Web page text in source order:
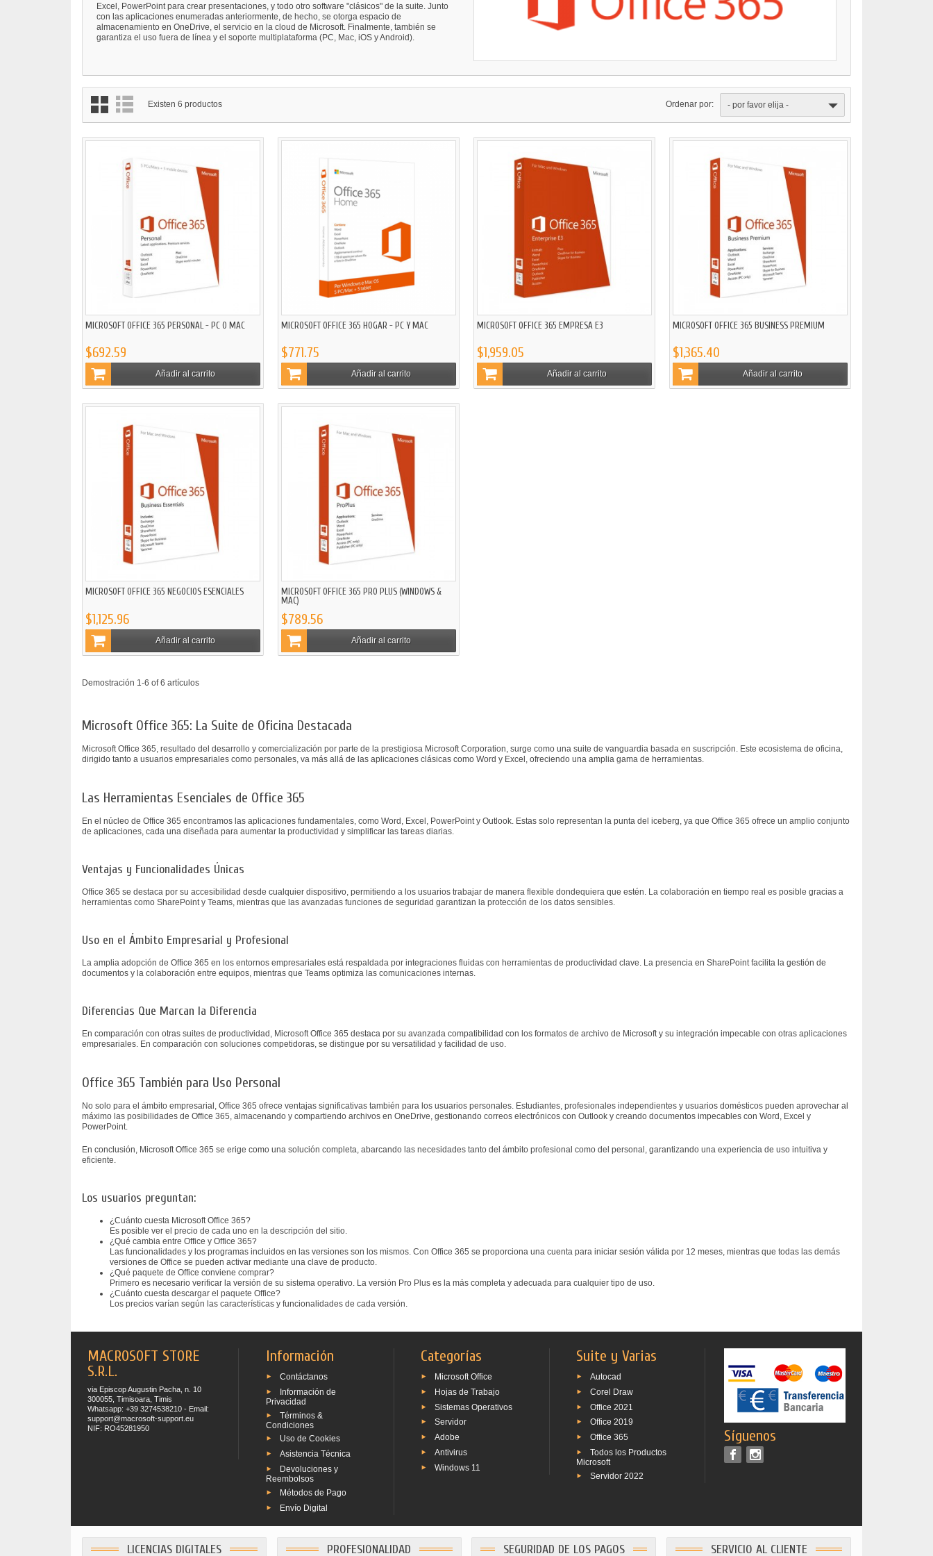
Excel, PowerPoint para crear presentaciones, y todo otro software "clásicos" de la suite. Junto
con las aplicaciones enumeradas anteriormente, de hecho, se otorga espacio de
almacenamiento en OneDrive, el servicio en la cloud de Microsoft. Finalmente, también se
garantiza el uso fuera de línea y el soporte multiplataforma (PC, Mac, iOS y Android).
Existen 6 productos Ordenar por: - por favor elija -
MICROSOFT OFFICE 365 PERSONAL - PC O MAC
$692.59
Añadir al carrito
MICROSOFT OFFICE 365 HOGAR - PC Y MAC
$771.75
Añadir al carrito
MICROSOFT OFFICE 365 EMPRESA E3
$1,959.05
Añadir al carrito
MICROSOFT OFFICE 365 BUSINESS PREMIUM
$1,365.40
Añadir al carrito
MICROSOFT OFFICE 365 NEGOCIOS ESENCIALES
$1,125.96
Añadir al carrito
MICROSOFT OFFICE 365 PRO PLUS (WINDOWS &
MAC)
$789.56
Añadir al carrito
Demostración 1-6 of 6 artículos
Microsoft Office 365: La Suite de Oficina Destacada
Microsoft Office 365, resultado del desarrollo y comercialización por parte de la prestigiosa Microsoft Corporation, surge como una suite de vanguardia basada en suscripción. Este ecosistema de oficina,
dirigido tanto a usuarios empresariales como personales, va más allá de las aplicaciones clásicas como Word y Excel, ofreciendo una amplia gama de herramientas.
Las Herramientas Esenciales de Office 365
En el núcleo de Office 365 encontramos las aplicaciones fundamentales, como Word, Excel, PowerPoint y Outlook. Estas solo representan la punta del iceberg, ya que Office 365 ofrece un amplio conjunto
de aplicaciones, cada una diseñada para aumentar la productividad y simplificar las tareas diarias.
Ventajas y Funcionalidades Únicas
Office 365 se destaca por su accesibilidad desde cualquier dispositivo, permitiendo a los usuarios trabajar de manera flexible dondequiera que estén. La colaboración en tiempo real es posible gracias a
herramientas como SharePoint y Teams, mientras que las avanzadas funciones de seguridad garantizan la protección de los datos sensibles.
Uso en el Ámbito Empresarial y Profesional
La amplia adopción de Office 365 en los entornos empresariales está respaldada por integraciones fluidas con herramientas de productividad clave. La presencia en SharePoint facilita la gestión de
documentos y la colaboración entre equipos, mientras que Teams optimiza las comunicaciones internas.
Diferencias Que Marcan la Diferencia
En comparación con otras suites de productividad, Microsoft Office 365 destaca por su avanzada compatibilidad con los formatos de archivo de Microsoft y su integración impecable con otras aplicaciones
empresariales. En comparación con soluciones competidoras, se distingue por su versatilidad y facilidad de uso.
Office 365 También para Uso Personal
No solo para el ámbito empresarial, Office 365 ofrece ventajas significativas también para los usuarios personales. Estudiantes, profesionales independientes y usuarios domésticos pueden aprovechar al
máximo las posibilidades de Office 365, almacenando y compartiendo archivos en OneDrive, gestionando correos electrónicos con Outlook y creando documentos impecables con Word, Excel y
PowerPoint.
En conclusión, Microsoft Office 365 se erige como una solución completa, abarcando las necesidades tanto del ámbito profesional como del personal, garantizando una experiencia de uso intuitiva y
eficiente.
Los usuarios preguntan:
¿Cuánto cuesta Microsoft Office 365?
Es posible ver el precio de cada uno en la descripción del sitio.
¿Qué cambia entre Office y Office 365?
Las funcionalidades y los programas incluidos en las versiones son los mismos. Con Office 365 se proporciona una cuenta para iniciar sesión válida por 12 meses, mientras que todas las demás
versiones de Office se pueden activar mediante una clave de producto.
¿Qué paquete de Office conviene comprar?
Primero es necesario verificar la versión de su sistema operativo. La versión Pro Plus es la más completa y adecuada para cualquier tipo de uso.
¿Cuánto cuesta descargar el paquete Office?
Los precios varían según las características y funcionalidades de cada versión.
MACROSOFT STORE
S.R.L.
via Episcop Augustin Pacha, n. 10
300055, Timisoara, Timis
Whatsapp: +39 3274538210 - Email:
support@macrosoft-support.eu
NIF: RO45281950
Información
Contáctanos
Información de
Privacidad
Términos &
Condiciones
Uso de Cookies
Asistencia Técnica
Devoluciones y
Reembolsos
Métodos de Pago
Envío Digital
Categorías
Microsoft Office
Hojas de Trabajo
Sistemas Operativos
Servidor
Adobe
Antivirus
Windows 11
Suite y Varias
Autocad
Corel Draw
Office 2021
Office 2019
Office 365
Todos los Productos
Microsoft
Servidor 2022
Síguenos
LICENCIAS DIGITALES PROFESIONALIDAD SEGURIDAD DE LOS PAGOS SERVICIO AL CLIENTE